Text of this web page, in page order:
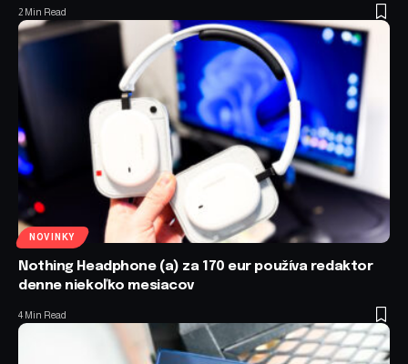
2 Min Read
NOVINKY
Nothing Headphone (a) za 170 eur používa redaktor
denne niekoľko mesiacov
4 Min Read